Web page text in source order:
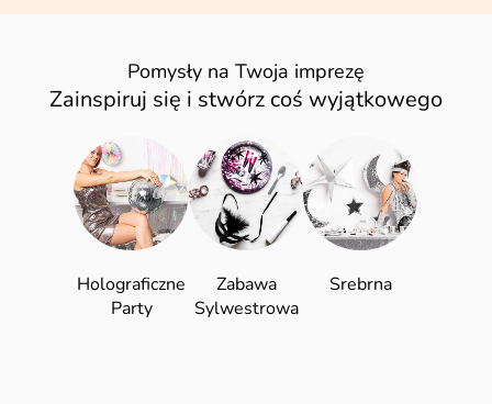
Pomysły na Twoja imprezę
Zainspiruj się i stwórz coś wyjątkowego
Holograficzne
Party
Zabawa
Sylwestrowa
Srebrna